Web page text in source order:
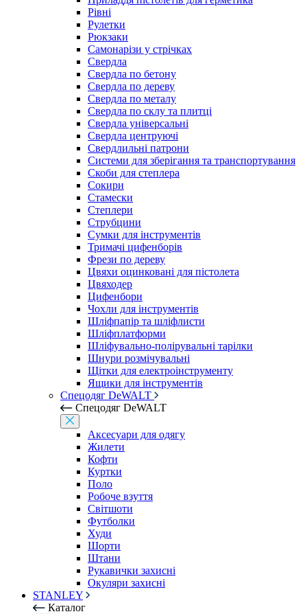
Рівні
Рулетки
Рюкзаки
Самонарізи у стрічках
Свердла
Свердла по бетону
Свердла по дереву
Свердла по металу
Свердла по склу та плитці
Свердла універсальні
Свердла центруючі
Свердлильні патрони
Системи для зберігання та транспортування
Скоби для степлера
Сокири
Стамески
Степлери
Струбцини
Сумки для інструментів
Тримачі цифенборів
Фрези по дереву
Цвяхи оцинковані для пістолета
Цвяходер
Цифенбори
Чохли для інструментів
Шліфпапір та шліфлисти
Шліфплатформи
Шліфувально-полірувальні тарілки
Шнури розмічувальні
Щітки для електроінструменту
Ящики для інструментів
Спецодяг DeWALT
Спецодяг DeWALT
Аксесуари для одягу
Жилети
Кофти
Куртки
Поло
Робоче взуття
Світшоти
Футболки
Худи
Шорти
Штани
Рукавички захисні
Окуляри захисні
STANLEY
Каталог